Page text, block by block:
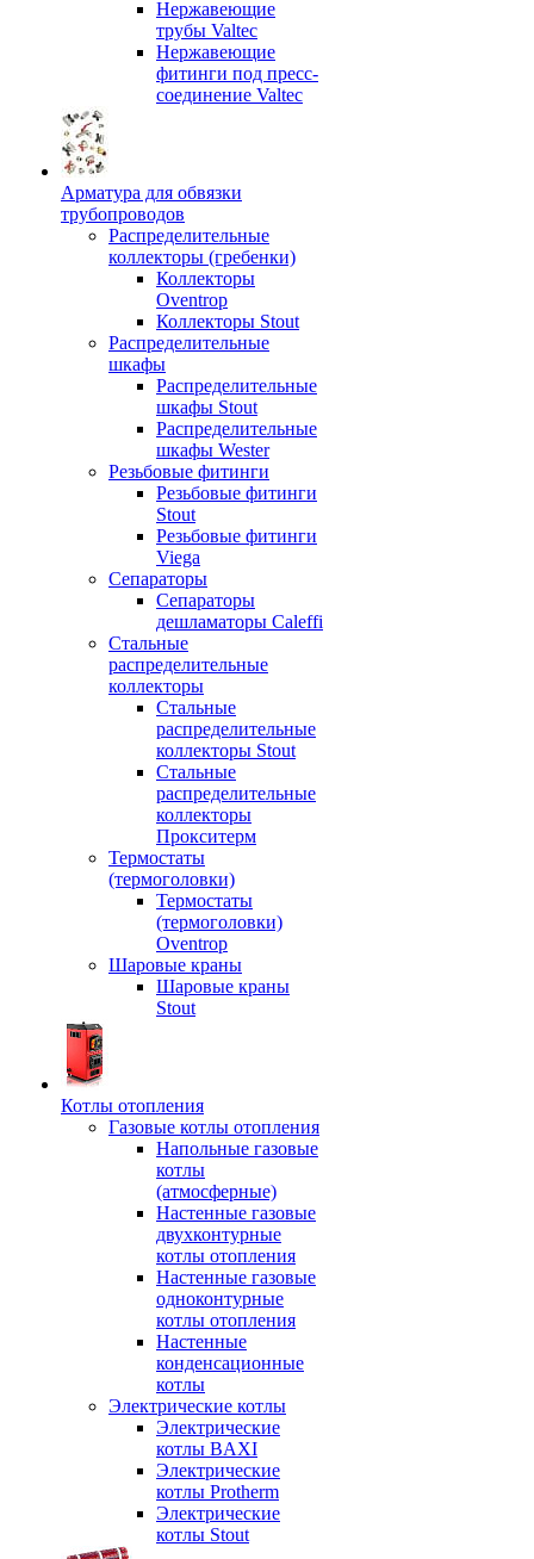
Нержавеющие
трубы Valtec
Нержавеющие
фитинги под пресс-
соединение Valtec
Арматура для обвязки
трубопроводов
Распределительные
коллекторы (гребенки)
Коллекторы
Oventrop
Коллекторы Stout
Распределительные
шкафы
Распределительные
шкафы Stout
Распределительные
шкафы Wester
Резьбовые фитинги
Резьбовые фитинги
Stout
Резьбовые фитинги
Viega
Сепараторы
Сепараторы
дешламаторы Caleffi
Стальные
распределительные
коллекторы
Стальные
распределительные
коллекторы Stout
Стальные
распределительные
коллекторы
Прокситерм
Термостаты
(термоголовки)
Термостаты
(термоголовки)
Oventrop
Шаровые краны
Шаровые краны
Stout
Котлы отопления
Газовые котлы отопления
Напольные газовые
котлы
(атмосферные)
Настенные газовые
двухконтурные
котлы отопления
Настенные газовые
одноконтурные
котлы отопления
Настенные
конденсационные
котлы
Электрические котлы
Электрические
котлы BAXI
Электрические
котлы Protherm
Электрические
котлы Stout